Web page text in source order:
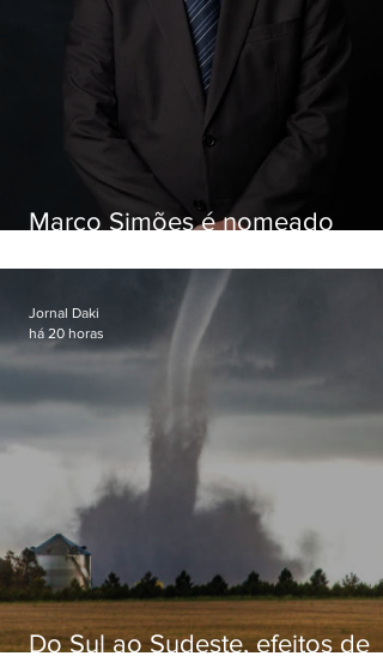
Marco Simões é nomeado
Do Sul ao Sudeste, efeitos de
Jornal Daki
há 20 horas